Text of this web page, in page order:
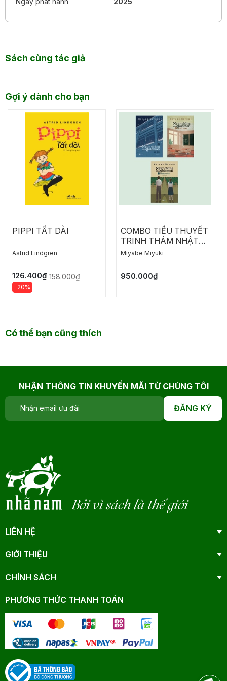
Sách cùng tác giả
Gợi ý dành cho bạn
PIPPI TẤT DÀI
Astrid Lindgren
126.400₫ 158.000₫
-20%
COMBO TIỂU THUYẾT
TRINH THÁM NHẬT
BẢN: NGỤY CHỨNG
Miyabe Miyuki
950.000₫
Có thể bạn cũng thích
NHẬN THÔNG TIN KHUYẾN MÃI TỪ CHÚNG TÔI
ĐĂNG KÝ
Bởi vì sách là thế giới
LIÊN HỆ
GIỚI THIỆU
CHÍNH SÁCH
PHƯƠNG THỨC THANH TOÁN